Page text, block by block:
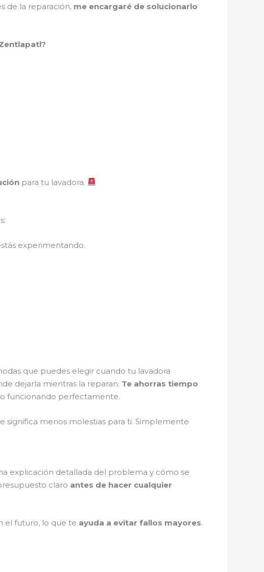
de la reparación, me encargaré de solucionarlo
para tu lavadora.
experimentando.
que puedes elegir cuando tu lavadora
dejarla mientras la reparan. Te ahorras tiempo
funcionando perfectamente.
significa menos molestias para ti. Simplemente
explicación detallada del problema y cómo se
claro antes de hacer cualquier
el futuro, lo que te ayuda a evitar fallos mayores.